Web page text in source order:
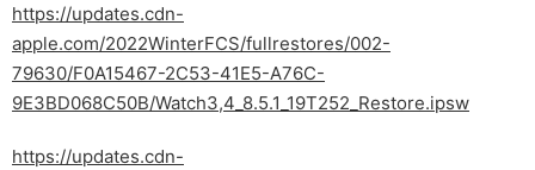
https://updates.cdn-
apple.com/2022WinterFCS/fullrestores/002-
79630/F0A15467-2C53-41E5-A76C-
9E3BD068C50B/Watch3,4_8.5.1_19T252_Restore.ipsw
https://updates.cdn-